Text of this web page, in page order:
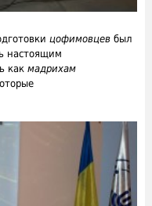
цофимовцевбыл
настоящим
как мадрихам